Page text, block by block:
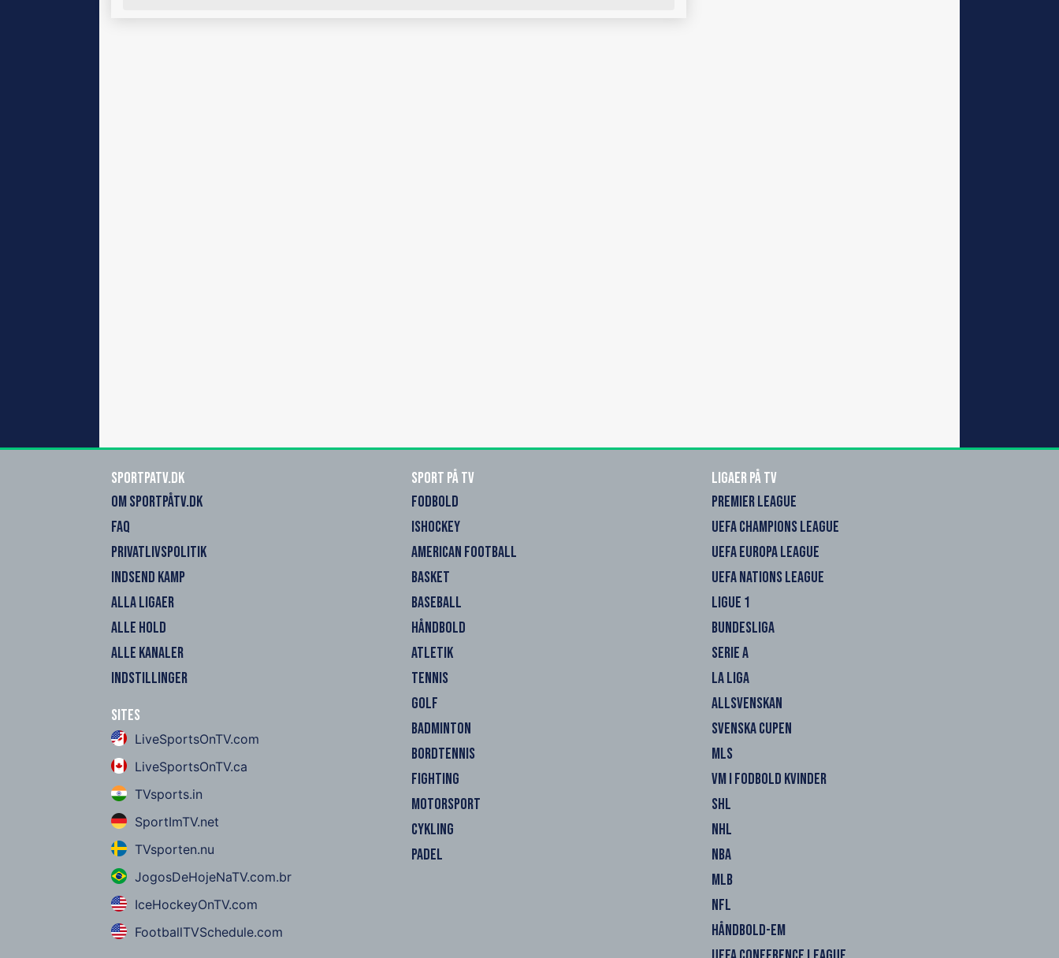
SportPaTV.dk
OM SPORTPÅTV.DK
FAQ
PRIVATLIVSPOLITIK
INDSEND KAMP
ALLA LIGAER
ALLE HOLD
ALLE KANALER
INDSTILLINGER
Sites
LiveSportsOnTV.com
LiveSportsOnTV.ca
TVsports.in
SportImTV.net
TVsporten.nu
JogosDeHojeNaTV.com.br
IceHockeyOnTV.com
FootballTVSchedule.com
Sport på TV
FODBOLD
ISHOCKEY
AMERICAN FOOTBALL
BASKET
BASEBALL
HÅNDBOLD
ATLETIK
TENNIS
GOLF
BADMINTON
BORDTENNIS
FIGHTING
MOTORSPORT
CYKLING
PADEL
Ligaer på TV
PREMIER LEAGUE
UEFA CHAMPIONS LEAGUE
UEFA EUROPA LEAGUE
UEFA NATIONS LEAGUE
LIGUE 1
BUNDESLIGA
SERIE A
LA LIGA
ALLSVENSKAN
SVENSKA CUPEN
MLS
VM I FODBOLD KVINDER
SHL
NHL
NBA
MLB
NFL
HÅNDBOLD-EM